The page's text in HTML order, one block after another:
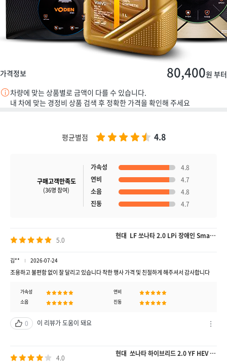
가격정보 80,400원 부터
차량에 맞는 상품별로 금액이 다를 수 있습니다.
내 차에 맞는 경정비 상품 검색 후 정확한 가격을 확인해 주세요
평균별점 4.8
구매고객만족도
(36명 참여)
가속성
4.8
연비
4.7
소음
4.8
진동
4.7
5.0 현대 LF 쏘나타 2.0 LPi 장애인 Smart A/T 쏘나타
김** 2026-07-24
조용하고 불편함 없이 잘 달리고 있습니다 착한 행사 가격 및 친절하게 해주셔서 감사합니다
가속성
연비
소음
진동
0 이 리뷰가 도움이 돼요
차
4.0 현대 쏘나타 하이브리드 2.0 YF HEV Royal A/T 쏘나타